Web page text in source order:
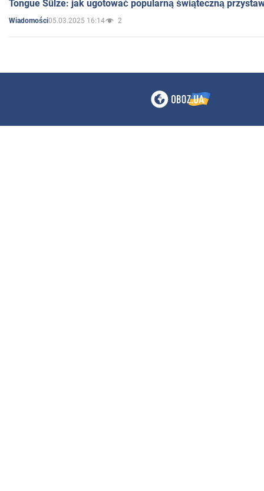
Tongue Sülze: jak ugotować popularną świąteczną
Wiadomości05.03.2025 16:14 2